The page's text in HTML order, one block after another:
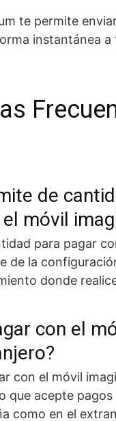
te permite
instantánea a
de
móvil
para pagar
de la
donde
con el
con el móvil
que acepte
como en el